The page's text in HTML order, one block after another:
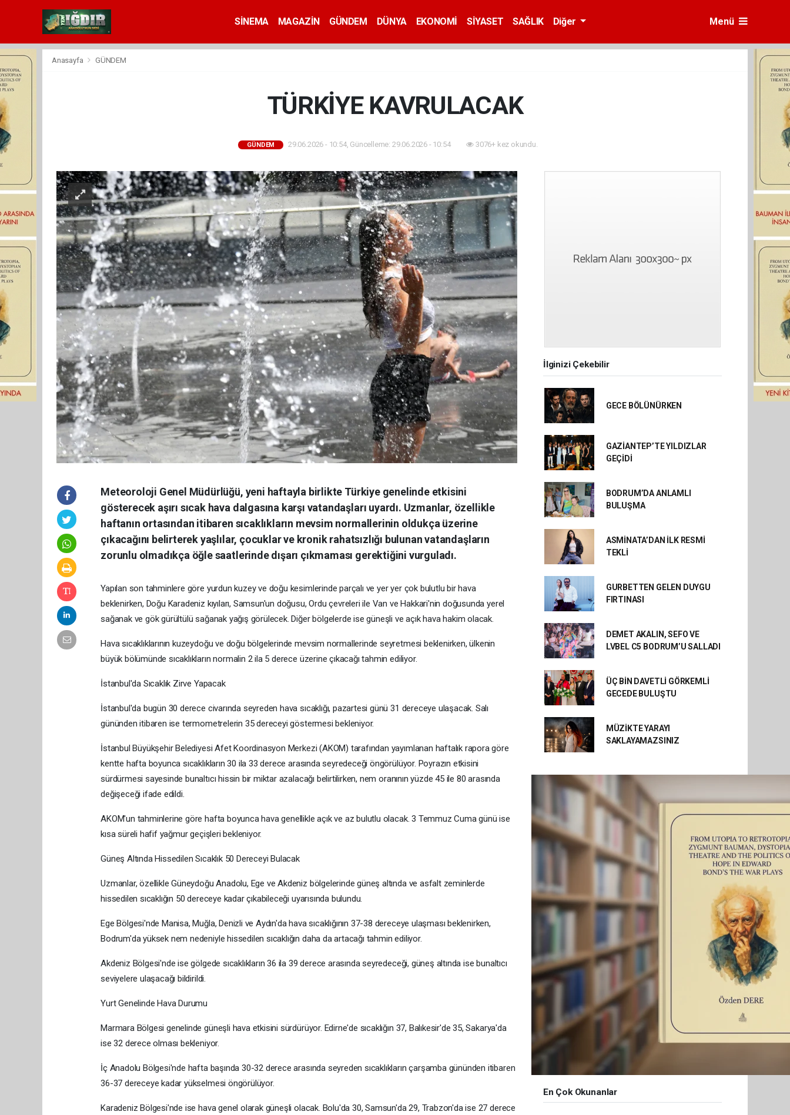
SİNEMA MAGAZİN GÜNDEM DÜNYA EKONOMİ SİYASET SAĞLIK Diğer Menü
Anasayfa GÜNDEM
TÜRKİYE KAVRULACAK
GÜNDEM 29.06.2026 - 10:54, Güncelleme: 29.06.2026 - 10:54 3076+ kez okundu.
Meteoroloji Genel Müdürlüğü, yeni haftayla birlikte Türkiye genelinde etkisini
gösterecek aşırı sıcak hava dalgasına karşı vatandaşları uyardı. Uzmanlar, özellikle
haftanın ortasından itibaren sıcaklıkların mevsim normallerinin oldukça üzerine
çıkacağını belirterek yaşlılar, çocuklar ve kronik rahatsızlığı bulunan vatandaşların
zorunlu olmadıkça öğle saatlerinde dışarı çıkmaması gerektiğini vurguladı.
Yapılan son tahminlere göre yurdun kuzey ve doğu kesimlerinde parçalı ve yer yer çok bulutlu bir hava
beklenirken, Doğu Karadeniz kıyıları, Samsun'un doğusu, Ordu çevreleri ile Van ve Hakkari'nin doğusunda yerel
sağanak ve gök gürültülü sağanak yağış görülecek. Diğer bölgelerde ise güneşli ve açık hava hakim olacak.
Hava sıcaklıklarının kuzeydoğu ve doğu bölgelerinde mevsim normallerinde seyretmesi beklenirken, ülkenin
büyük bölümünde sıcaklıkların normalin 2 ila 5 derece üzerine çıkacağı tahmin ediliyor.
İstanbul'da Sıcaklık Zirve Yapacak
İstanbul'da bugün 30 derece civarında seyreden hava sıcaklığı, pazartesi günü 31 dereceye ulaşacak. Salı
gününden itibaren ise termometrelerin 35 dereceyi göstermesi bekleniyor.
İstanbul Büyükşehir Belediyesi Afet Koordinasyon Merkezi (AKOM) tarafından yayımlanan haftalık rapora göre
kentte hafta boyunca sıcaklıkların 30 ila 33 derece arasında seyredeceği öngörülüyor. Poyrazın etkisini
sürdürmesi sayesinde bunaltıcı hissin bir miktar azalacağı belirtilirken, nem oranının yüzde 45 ile 80 arasında
değişeceği ifade edildi.
AKOM'un tahminlerine göre hafta boyunca hava genellikle açık ve az bulutlu olacak. 3 Temmuz Cuma günü ise
kısa süreli hafif yağmur geçişleri bekleniyor.
Güneş Altında Hissedilen Sıcaklık 50 Dereceyi Bulacak
Uzmanlar, özellikle Güneydoğu Anadolu, Ege ve Akdeniz bölgelerinde güneş altında ve asfalt zeminlerde
hissedilen sıcaklığın 50 dereceye kadar çıkabileceği uyarısında bulundu.
Ege Bölgesi'nde Manisa, Muğla, Denizli ve Aydın'da hava sıcaklığının 37-38 dereceye ulaşması beklenirken,
Bodrum'da yüksek nem nedeniyle hissedilen sıcaklığın daha da artacağı tahmin ediliyor.
Akdeniz Bölgesi'nde ise gölgede sıcaklıkların 36 ila 39 derece arasında seyredeceği, güneş altında ise bunaltıcı
seviyelere ulaşacağı bildirildi.
Yurt Genelinde Hava Durumu
Marmara Bölgesi genelinde güneşli hava etkisini sürdürüyor. Edirne'de sıcaklığın 37, Balıkesir'de 35, Sakarya'da
ise 32 derece olması bekleniyor.
İç Anadolu Bölgesi'nde hafta başında 30-32 derece arasında seyreden sıcaklıkların çarşamba gününden itibaren
36-37 dereceye kadar yükselmesi öngörülüyor.
Karadeniz Bölgesi'nde ise hava genel olarak güneşli olacak. Bolu'da 30, Samsun'da 29, Trabzon'da ise 27 derece
İlginizi Çekebilir
GECE BÖLÜNÜRKEN
GAZİANTEP’TE YILDIZLAR
GEÇİDİ
BODRUM’DA ANLAMLI
BULUŞMA
ASMİNATA’DAN İLK RESMİ
TEKLİ
GURBETTEN GELEN DUYGU
FIRTINASI
DEMET AKALIN, SEFO VE
LVBEL C5 BODRUM’U SALLADI
ÜÇ BİN DAVETLİ GÖRKEMLİ
GECEDE BULUŞTU
MÜZİKTE YARAYI
SAKLAYAMAZSINIZ
En Çok Okunanlar